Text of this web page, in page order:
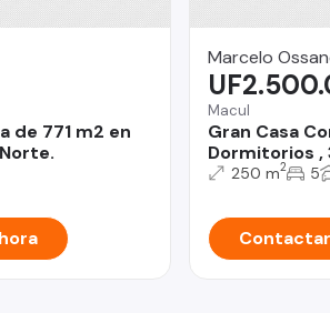
de 771 m2 en
Marcelo
Macul
Gran Casa
Dormitorios ,
250 m2 5